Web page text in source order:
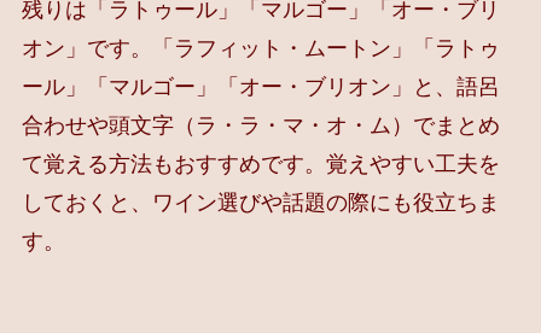
残りは「ラトゥール」「マルゴー」「オー・ブリ
オン」です。「ラフィット・ムートン」「ラトゥ
ール」「マルゴー」「オー・ブリオン」と、語呂
合わせや頭文字（ラ・ラ・マ・オ・ム）でまとめ
て覚える方法もおすすめです。覚えやすい工夫を
しておくと、ワイン選びや話題の際にも役立ちま
す。